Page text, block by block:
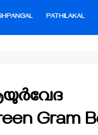
PATHILAKAL
Gram